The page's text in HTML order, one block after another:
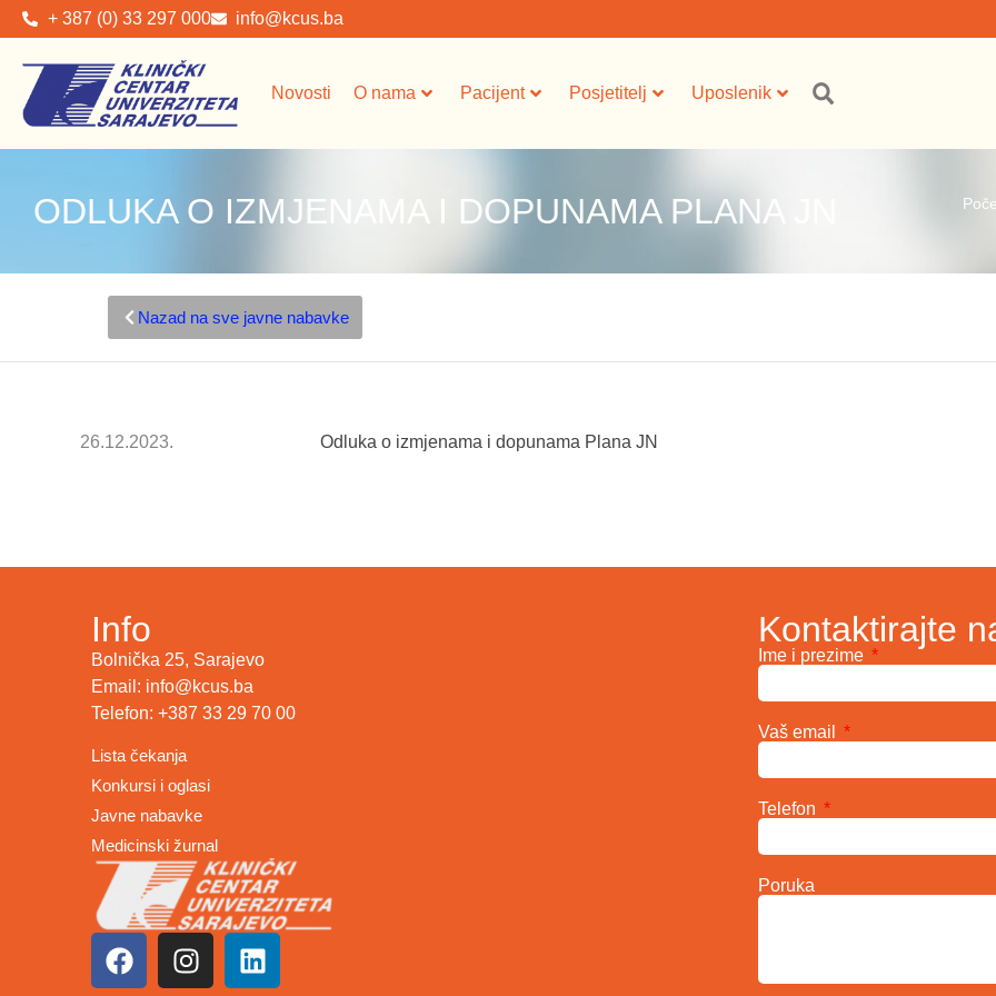
+ 387 (0) 33 297 000 info@kcus.ba
Novosti O nama Pacijent Posjetitelj Uposlenik
ODLUKA O IZMJENAMA I DOPUNAMA PLANA JN
Nazad na sve javne nabavke
26.12.2023. Odluka o izmjenama i dopunama Plana JN
Info
Bolnička 25, Sarajevo
Email: info@kcus.ba
Telefon: +387 33 29 70 00
Lista čekanja
Konkursi i oglasi
Javne nabavke
Medicinski žurnal
Kontaktirajte
Ime i prezime
Vaš email
Telefon
Poruka